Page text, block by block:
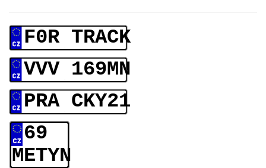
F0R TRACK
VVV 169MN
PRA CKY21
69
METYN